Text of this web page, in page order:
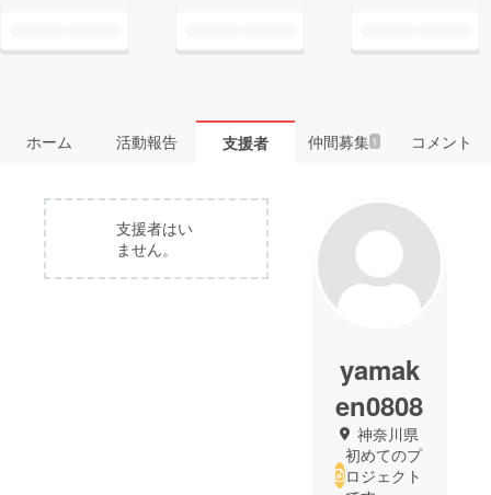
ホーム 活動報告 支援者 仲間募集 1 コメント
支援者はい
ません。
yamak
en0808
神奈川県
初めてのプ
ロジェクト